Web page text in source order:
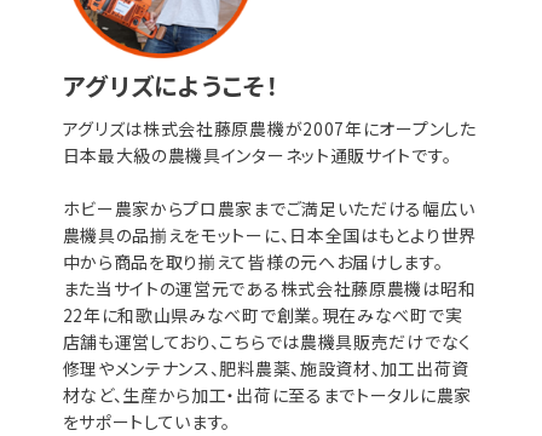
アグリズにようこそ！
アグリズは株式会社藤原農機が2007年にオープンした
日本最大級の農機具インターネット通販サイトです。
ホビー農家からプロ農家までご満足いただける幅広い
農機具の品揃えをモットーに、日本全国はもとより世界
中から商品を取り揃えて皆様の元へお届けします。
また当サイトの運営元である株式会社藤原農機は昭和
22年に和歌山県みなべ町で創業。現在みなべ町で実
店舗も運営しており、こちらでは農機具販売だけでなく
修理やメンテナンス、肥料農薬、施設資材、加工出荷資
材など、生産から加工・出荷に至るまでトータルに農家
をサポートしています。